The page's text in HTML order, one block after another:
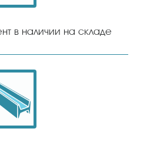
в наличии на складе